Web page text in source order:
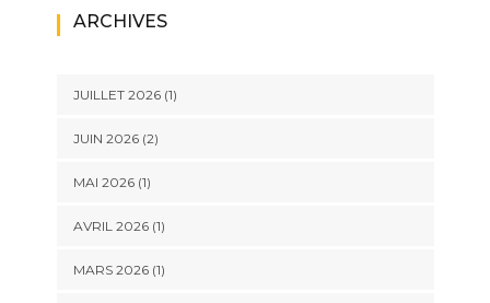
ARCHIVES
JUILLET 2026(1)
JUIN 2026(2)
MAI 2026(1)
AVRIL 2026(1)
MARS 2026(1)